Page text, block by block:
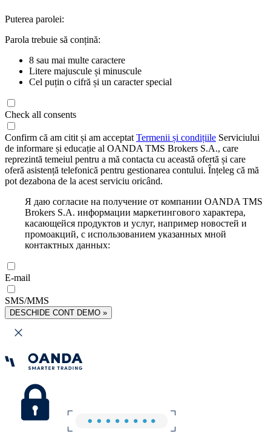
Puterea parolei:
Parola trebuie să conțină:
8 sau mai multe caractere
Litere majuscule și minuscule
Cel puțin o cifră și un caracter special
Check all consents
Confirm că am citit și am acceptat Termenii și condițiile Serviciului
de informare și educație al OANDA TMS Brokers S.A., care
reprezintă temeiul pentru a mă contacta cu această ofertă și care
oferă asistență telefonică pentru gestionarea contului. Înțeleg că mă
pot dezabona de la acest serviciu oricând.
Я даю согласие на получение от компании OANDA TMS
Brokers S.A. информации маркетингового характера,
касающейся продуктов и услуг, например новостей и
промоакций, с использованием указанных мной
контактных данных:
E-mail
SMS/MMS
DESCHIDE CONT DEMO »